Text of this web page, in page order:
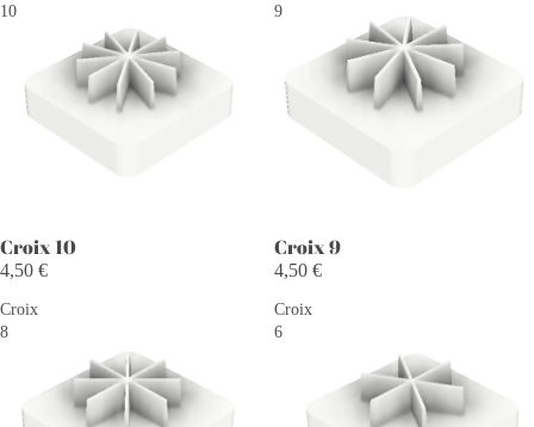
10
Croix 10
4,50 €
9
Croix 9
4,50 €
Croix
8
Croix
6